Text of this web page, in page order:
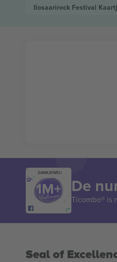
Ilosaarirock Festival
DANKJEWEL!
De
Ticombo® is
Seal of